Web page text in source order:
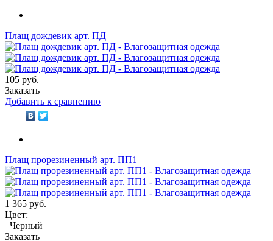
Плащ дождевик арт. ПД
105 руб.
Заказать
Добавить к сравнению
Плащ прорезиненный арт. ПП1
1 365 руб.
Цвет:
Черный
Заказать